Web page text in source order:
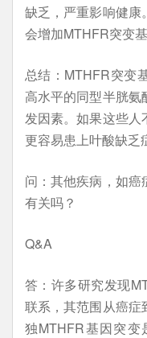
缺乏，严重影响健康
会增加MTHFR突变
总结：MTHFR突变
高水平的同型半胱氨
发因素。如果这些
更容易患上叶酸缺乏
问：其他疾病，如
有关吗？
Q&A
答：许多研究发现
联系，其范围从癌症
独MTHFR基因突